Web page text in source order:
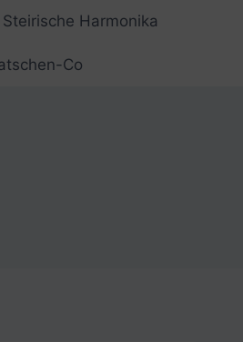
Harmonika
Co